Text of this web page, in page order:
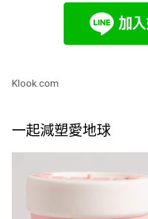
Klook.com
一起減塑愛地球